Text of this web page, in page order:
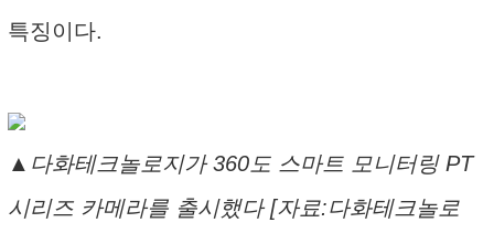
특징이다.
▲다화테크놀로지가 360도 스마트 모니터링 PT
시리즈 카메라를 출시했다 [자료:다화테크놀로